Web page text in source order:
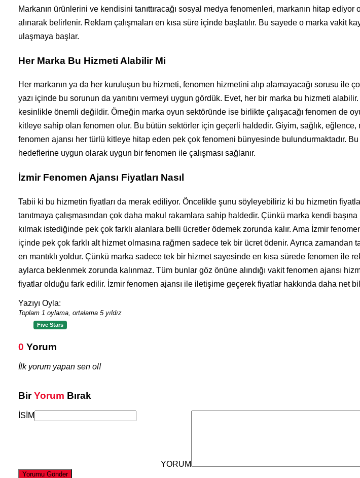
Markanın ürünlerini ve kendisini tanıttıracağı sosyal medya fenomenleri, markanın hitap
alınarak belirlenir. Reklam çalışmaları en kısa süre içinde başlatılır. Bu sayede o marka vakit
ulaşmaya başlar.
Her Marka Bu Hizmeti Alabilir Mi
Her markanın ya da her kuruluşun bu hizmeti, fenomen hizmetini alıp alamayacağı sorusu ile
yazı içinde bu sorunun da yanıtını vermeyi uygun gördük. Evet, her bir marka bu hizmeti
kesinlikle önemli değildir. Örneğin marka oyun sektöründe ise birlikte çalışacağı fenomen de
kitleye sahip olan fenomen olur. Bu bütün sektörler için geçerli haldedir. Giyim, sağlık,
fenomen ajansı her türlü kitleye hitap eden pek çok fenomeni bünyesinde bulundurmaktadır.
hedeflerine uygun olarak uygun bir fenomen ile çalışması sağlanır.
İzmir Fenomen Ajansı Fiyatları Nasıl
Tabii ki bu hizmetin fiyatları da merak ediliyor. Öncelikle şunu söyleyebiliriz ki bu hizmetin
tanıtmaya çalışmasından çok daha makul rakamlara sahip haldedir. Çünkü marka kendi
kılmak istediğinde pek çok farklı alanlara belli ücretler ödemek zorunda kalır. Ama İzmir
içinde pek çok farklı alt hizmet olmasına rağmen sadece tek bir ücret ödenir. Ayrıca zamandan
en mantıklı yoldur. Çünkü marka sadece tek bir hizmet sayesinde en kısa sürede fenomen ile
aylarca beklenmek zorunda kalınmaz. Tüm bunlar göz önüne alındığı vakit fenomen ajansı
fiyatlar olduğu fark edilir. İzmir fenomen ajansı ile iletişime geçerek fiyatlar hakkında daha net
Yazıyı Oyla:
Toplam 1 oylama, ortalama 5 yıldız
Five Stars
0 Yorum
İlk yorum yapan sen ol!
BirYorum Bırak
İSİM
YORUM
Yorumu Gönder